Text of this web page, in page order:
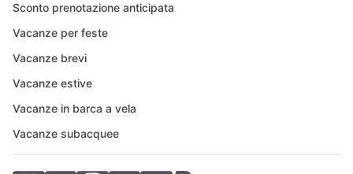
Sconto prenotazione anticipata
Vacanze per feste
Vacanze brevi
Vacanze estive
Vacanze in barca a vela
Vacanze subacquee